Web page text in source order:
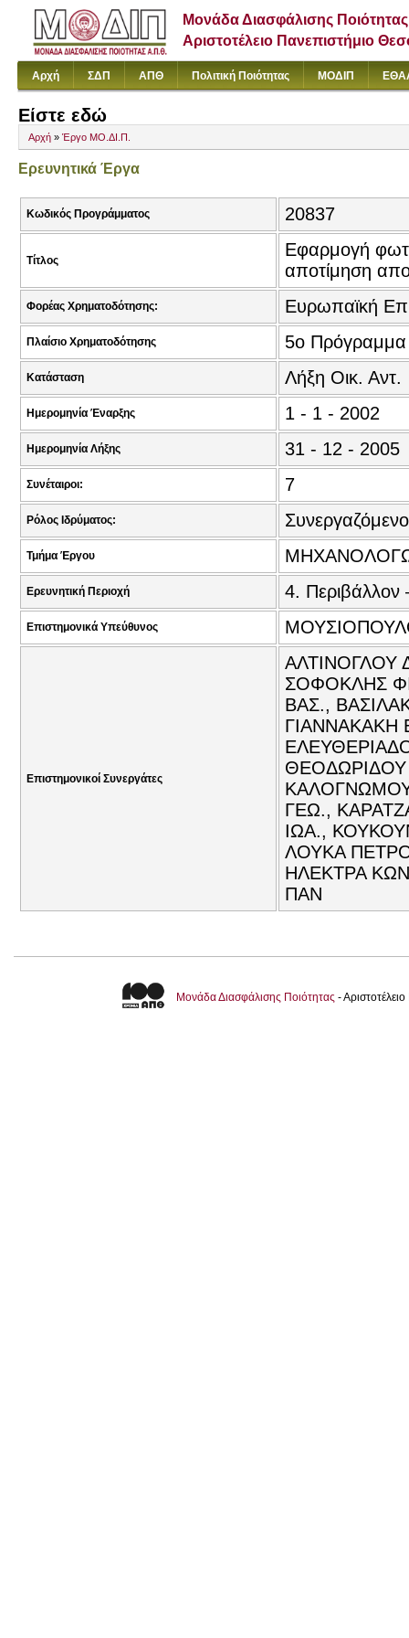
Μονάδα Διασφάλισης Ποιότητας
Αριστοτέλειο Πανεπιστήμιο
Αρχή ΣΔΠ ΑΠΘ Πολιτική Ποιότητας ΜΟΔΙΠ
Είστε εδώ
Αρχή » Έργο ΜΟ.ΔΙ.Π.
Ερευνητικά Έργα
Κωδικός Προγράμματος 20837
Τίτλος
Εφαρμογή
αποτίμηση
Φορέας Χρηματοδότησης: Ευρωπαϊκή
Πλαίσιο Χρηματοδότησης 5o Πρόγραμμα
Κατάσταση Λήξη Οικ. Αντ.
Ημερομηνία Έναρξης 1 - 1 - 2002
Ημερομηνία Λήξης 31 - 12 - 2005
Συνέταιροι: 7
Ρόλος Ιδρύματος:
Τμήμα Έργου
Ερευνητική Περιοχή 4. Περιβάλλον
Επιστημονικά Υπεύθυνος
Επιστημονικοί Συνεργάτες
ΑΛΤΙΝΟΓΛΟΥ
ΣΟΦΟΚΛΗΣ
ΒΑΣ.,
ΘΕΟΔΩΡΙΔΟΥ
ΚΑΛΟΓΝΩΜΟΥ
ΓΕΩ.,
ΙΩΑ.,
ΛΟΥΚΑ
ΗΛΕΚΤΡΑ
ΠΑΝ
Μονάδα Διασφάλισης Ποιότητας -